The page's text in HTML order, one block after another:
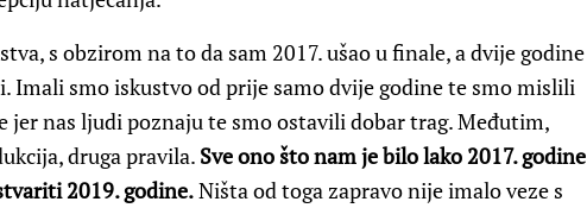
s obzirom na to da sam 2017. ušao u finale, a dvije godine
Imali smo iskustvo od prije samo dvije godine te smo mislili
jer nas ljudi poznaju te smo ostavili dobar trag. Međutim,
druga pravila. Sve ono što nam je bilo lako 2017. godine
2019. godine.Ništa od toga zapravo nije imalo veze s